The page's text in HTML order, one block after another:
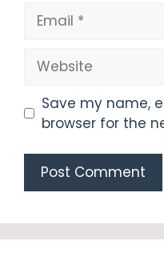
Email
Website
Save my name,
browser for the